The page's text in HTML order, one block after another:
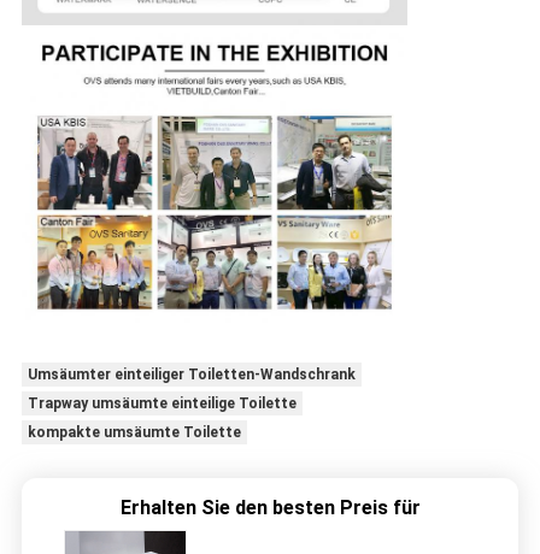
Umsäumter einteiliger Toiletten-Wandschrank
Trapway umsäumte einteilige Toilette
kompakte umsäumte Toilette
Erhalten Sie den besten Preis für